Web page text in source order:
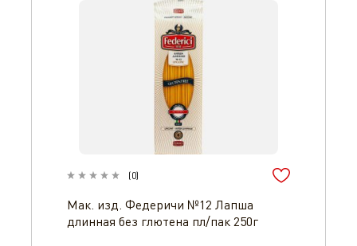
(0)
Мак. изд. Федеричи №12 Лапша
длинная без глютена пл/пак 250г